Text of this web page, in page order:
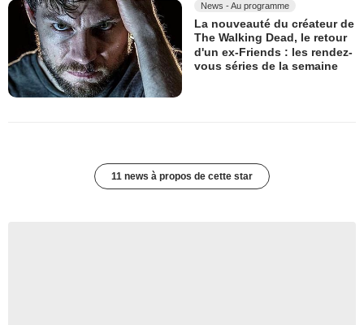
News - Au programme
La nouveauté du créateur de
The Walking Dead, le retour
d'un ex-Friends : les rendez-
vous séries de la semaine
11 news à propos de cette star